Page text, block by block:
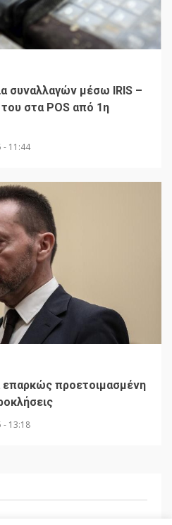
συναλλαγών μέσω IRIS –
στα POS από 1η
- 11:44
επαρκώς προετοιμασμένη
- 13:18